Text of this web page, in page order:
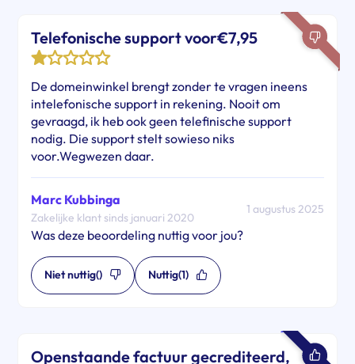
Telefonische support voor€7,95
De domeinwinkel brengt zonder te vragen ineens
intelefonische support in rekening. Nooit om
gevraagd, ik heb ook geen telefinische support
nodig. Die support stelt sowieso niks
voor.Wegwezen daar.
Marc Kubbinga
Zakelijke klant sinds januari 2020
1 augustus 2025
Was deze beoordeling nuttig voor jou?
Niet nuttig() Nuttig(1)
Openstaande factuur gecrediteerd,